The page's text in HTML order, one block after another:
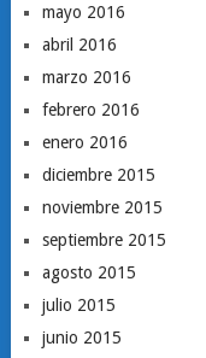
mayo 2016
abril 2016
marzo 2016
febrero 2016
enero 2016
diciembre 2015
noviembre 2015
septiembre 2015
agosto 2015
julio 2015
junio 2015